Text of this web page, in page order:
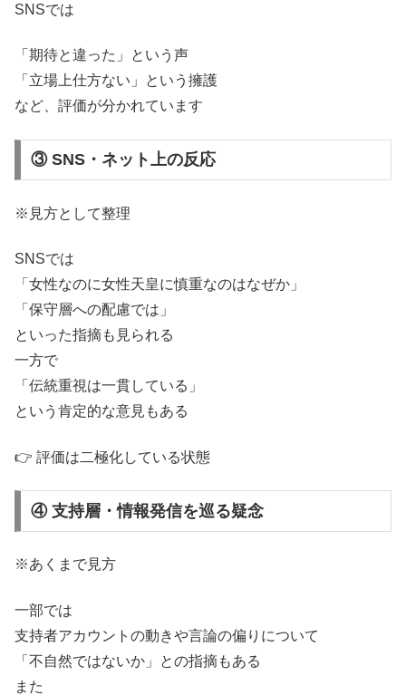
SNSでは
「期待と違った」という声
「立場上仕方ない」という擁護
など、評価が分かれています
③ SNS・ネット上の反応
※見方として整理
SNSでは
「女性なのに女性天皇に慎重なのはなぜか」
「保守層への配慮では」
といった指摘も見られる
一方で
「伝統重視は一貫している」
という肯定的な意見もある
👉 評価は二極化している状態
④ 支持層・情報発信を巡る疑念
※あくまで見方
一部では
支持者アカウントの動きや言論の偏りについて
「不自然ではないか」との指摘もある
また